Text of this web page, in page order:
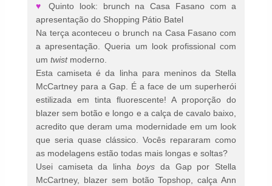
♥Quinto look: brunch na Casa Fasano com a
apresentação do Shopping Pátio Batel
Na terça aconteceu o brunch na Casa Fasano com
a apresentação. Queria um look profissional com
um twistmoderno.
Esta camiseta é da linha para meninos da Stella
McCartney para a Gap. É a face de um superherói
estilizada em tinta fluorescente! A proporção do
blazer sem botão e longo e a calça de cavalo baixo,
acredito que deram uma modernidade em um look
que seria quase clássico. Vocês repararam como
as modelagens estão todas mais longas e soltas?
Usei camiseta da linha boys da Gap por Stella
McCartney, blazer sem botão Topshop, calça Ann